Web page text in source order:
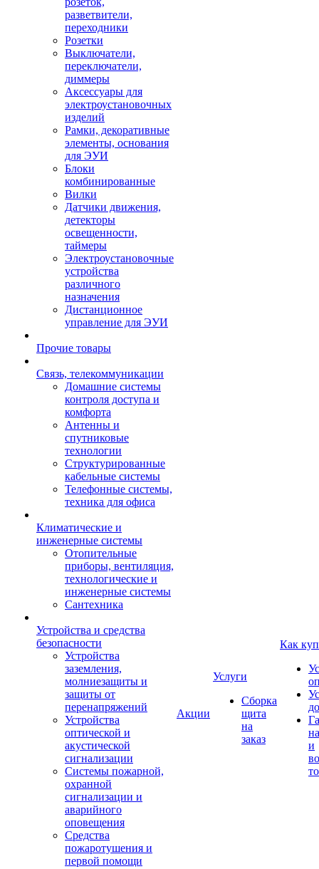
разветвители,
переходники
Розетки
Выключатели,
переключатели,
диммеры
Аксессуары для
электроустановочных
изделий
Рамки, декоративные
элементы, основания
для ЭУИ
Блоки
комбинированные
Вилки
Датчики движения,
детекторы
освещенности,
таймеры
Электроустановочные
устройства
различного
назначения
Дистанционное
управление для ЭУИ
Прочие товары
Связь, телекоммуникации
Домашние системы
контроля доступа и
комфорта
Антенны и
спутниковые
технологии
Структурированные
кабельные системы
Телефонные системы,
техника для офиса
Климатические и
инженерные системы
Отопительные
приборы, вентиляция,
технологические и
инженерные системы
Сантехника
Устройства и средства
безопасности
Устройства
заземления,
молниезащиты и
защиты от
перенапряжений
Устройства
оптической и
акустической
сигнализации
Системы пожарной,
охранной
сигнализации и
аварийного
оповещения
Средства
пожаротушения и
первой помощи
Акции
Услуги
Сборка
щита
на
заказ
Как
и